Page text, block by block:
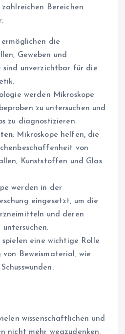
Bereichen
ermöglichen die
Geweben und
sind unverzichtbar für die
werden Mikroskope
zu untersuchen und
zu diagnostizieren.
: Mikroskope helfen, die
von
Kunststoffen und Glas
werden in der
eingesetzt, um die
und deren
untersuchen.
spielen eine wichtige Rolle
von Beweismaterial, wie
wissenschaftlichen und
nicht mehr wegzudenken.